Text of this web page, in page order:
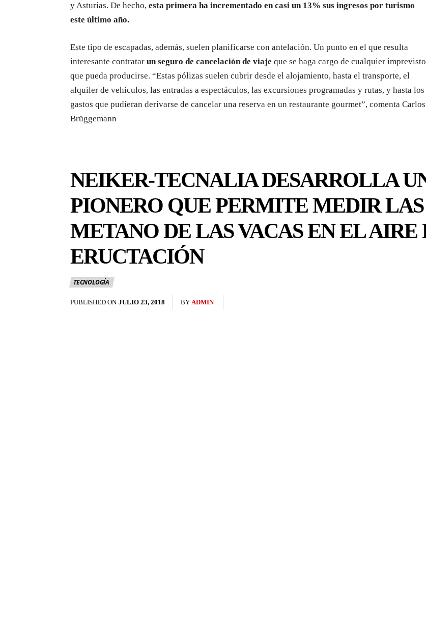
y Asturias. De hecho, esta primera ha incrementado en casi un 13% sus ingresos por turismo
este último año.
Este tipo de escapadas, además, suelen planificarse con antelación. Un punto en el que resulta
interesante contratar un seguro de cancelación de viaje que se haga cargo de cualquier imprevisto
que pueda producirse. “Estas pólizas suelen cubrir desde el alojamiento, hasta el transporte, el
alquiler de vehículos, las entradas a espectáculos, las excursiones programadas y rutas, y hasta los
gastos que pudieran derivarse de cancelar una reserva en un restaurante gourmet”, comenta Carlos
Brüggemann